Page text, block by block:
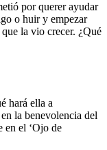
por querer ayudar
o huir y empezar
la vio crecer. ¿Qué
hará ella a
la benevolencia del
en el ‘Ojo de